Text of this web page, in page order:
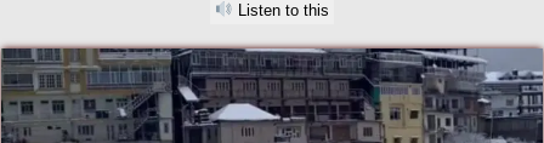
Listen to this